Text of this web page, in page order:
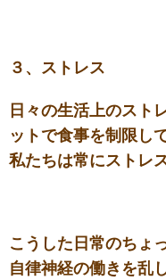
３、ストレス
日々の生活上のスト
ットで食事を制限し
私たちは常にストレ
こうした日常のちょ
自律神経の働きを乱